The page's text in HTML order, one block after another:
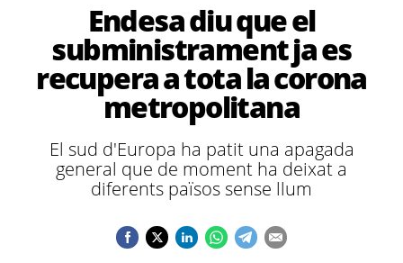
Endesa diu que el
subministrament ja es
recupera a tota la corona
metropolitana
El sud d'Europa ha patit una apagada
general que de moment ha deixat a
diferents països sense llum